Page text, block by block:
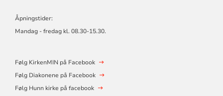
Åpningstider:
Mandag - fredag kl. 08.30-15.30.
Følg KirkenMIN på Facebook
Følg Diakonene på Facebook
Følg Hunn kirke på facebook